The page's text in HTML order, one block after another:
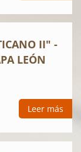
II" -
LEÓN
Leer más